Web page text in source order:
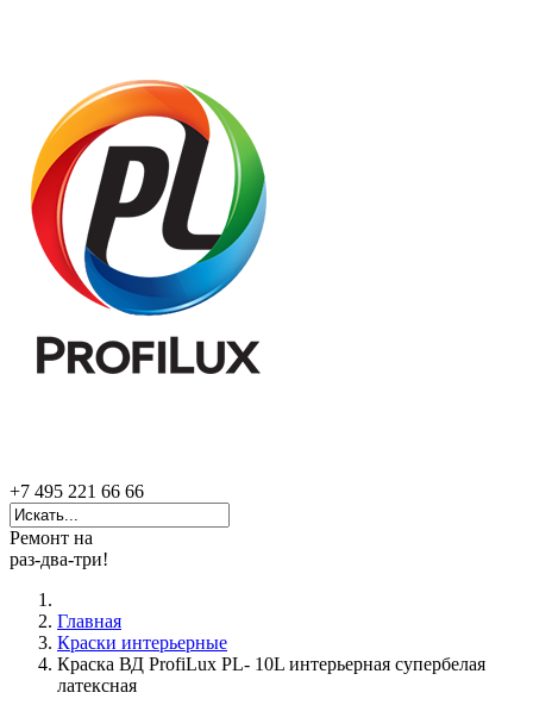
+7 495 221 66 66
Ремонт на
раз-два-три!
Главная
Краски интерьерные
Краска ВД ProfiLux PL- 10L интерьерная супербелая
латексная